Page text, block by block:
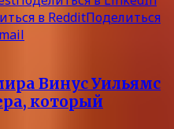
в RedditПоделиться
Винус Уильямс
который